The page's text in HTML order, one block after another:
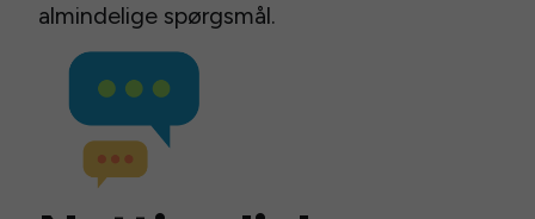
almindelige spørgsmål.